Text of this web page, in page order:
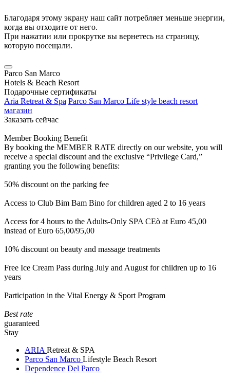
Благодаря этому экрану наш сайт потребляет меньше энергии,
когда вы отходите от него.
При нажатии или прокрутке вы вернетесь на страницу,
которую посещали.
Parco San Marco
Hotels & Beach Resort
Подарочные сертификаты
Aria Retreat & Spa Parco San Marco Life style beach resort
магазин
Заказать сейчас
Member Booking Benefit
By booking the MEMBER RATE directly on our website, you will
receive a special discount and the exclusive “Privilege Card,”
granting you the following benefits:
50% discount on the parking fee
Access to Club Bim Bam Bino for children aged 2 to 16 years
Access for 4 hours to the Adults-Only SPA CEò at Euro 45,00
instead of Euro 65,00/95,00
10% discount on beauty and massage treatments
Free Ice Cream Pass during July and August for children up to 16
years
Participation in the Vital Energy & Sport Program
Best rate
guaranteed
Stay
ARIA Retreat & SPA
Parco San Marco Lifestyle Beach Resort
Dependence Del Parco